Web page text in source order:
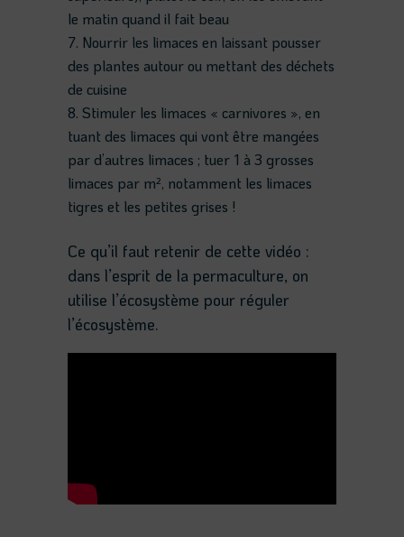
le matin quand il fait beau
Nourrir les limaces en laissant pousser
des plantes autour ou mettant des déchets
de cuisine
Stimuler les limaces « carnivores », en
tuant des limaces qui vont être mangées
par d’autres limaces ; tuer 1 à 3 grosses
limaces par m², notamment les limaces
tigres et les petites grises !
Ce qu’il faut retenir de cette vidéo :
dans l’esprit de la permaculture, on
utilise l’écosystème pour réguler
l’écosystème.